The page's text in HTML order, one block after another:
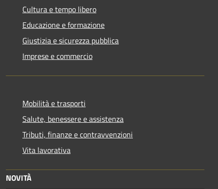
Cultura e tempo libero
Educazione e formazione
Giustizia e sicurezza pubblica
Imprese e commercio
Mobilità e trasporti
Salute, benessere e assistenza
Tributi, finanze e contravvenzioni
Vita lavorativa
NOVITÀ